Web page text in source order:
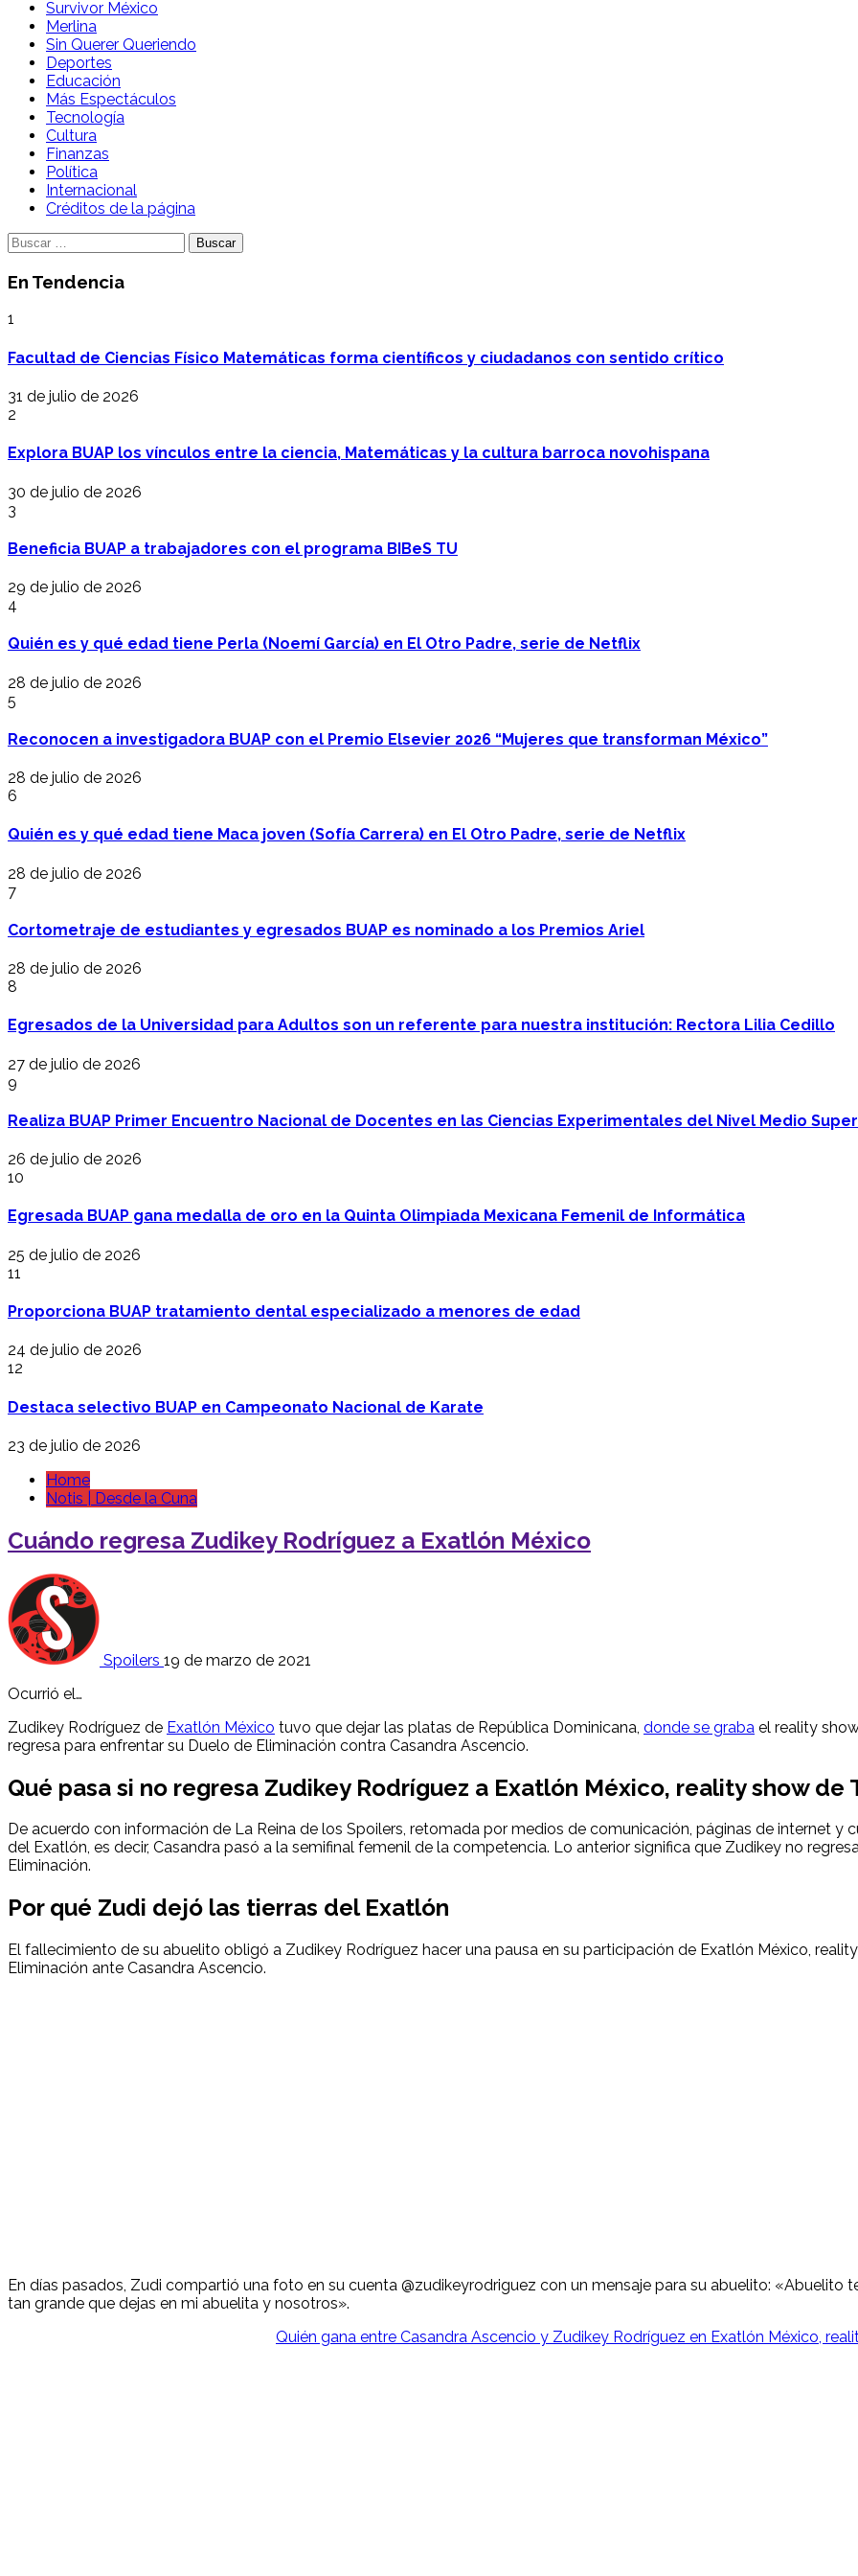
Survivor México
Merlina
Sin Querer Queriendo
Deportes
Educación
Más Espectáculos
Tecnología
Cultura
Finanzas
Política
Internacional
Créditos de la página
Buscar:
En Tendencia
1
Facultad de Ciencias Físico Matemáticas forma científicos y ciudadanos con sentido crítico
31 de julio de 2026
2
Explora BUAP los vínculos entre la ciencia, Matemáticas y la cultura barroca novohispana
30 de julio de 2026
3
Beneficia BUAP a trabajadores con el programa BIBeS TU
29 de julio de 2026
4
Quién es y qué edad tiene Perla (Noemí García) en El Otro Padre, serie de Netflix
28 de julio de 2026
5
Reconocen a investigadora BUAP con el Premio Elsevier 2026 “Mujeres que transforman México”
28 de julio de 2026
6
Quién es y qué edad tiene Maca joven (Sofía Carrera) en El Otro Padre, serie de Netflix
28 de julio de 2026
7
Cortometraje de estudiantes y egresados BUAP es nominado a los Premios Ariel
28 de julio de 2026
8
Egresados de la Universidad para Adultos son un referente para nuestra institución: Rectora Lilia Cedillo
27 de julio de 2026
9
Realiza BUAP Primer Encuentro Nacional de Docentes en las Ciencias Experimentales del Nivel Medio
26 de julio de 2026
10
Egresada BUAP gana medalla de oro en la Quinta Olimpiada Mexicana Femenil de Informática
25 de julio de 2026
11
Proporciona BUAP tratamiento dental especializado a menores de edad
24 de julio de 2026
12
Destaca selectivo BUAP en Campeonato Nacional de Karate
23 de julio de 2026
Home
Notis | Desde la Cuna
Cuándo regresa Zudikey Rodríguez a Exatlón México
Spoilers 19 de marzo de 2021
Ocurrió el…
Zudikey Rodríguez de Exatlón México tuvo que dejar las platas de República Dominicana, donde se graba el reality
regresa para enfrentar su Duelo de Eliminación contra Casandra Ascencio.
Qué pasa si no regresa Zudikey Rodríguez a Exatlón México, reality show de
De acuerdo con información de La Reina de los Spoilers, retomada por medios de comunicación, páginas de internet y
del Exatlón, es decir, Casandra pasó a la semifinal femenil de la competencia. Lo anterior significa que Zudikey no
Eliminación.
Por qué Zudi dejó las tierras del Exatlón
El fallecimiento de su abuelito obligó a Zudikey Rodríguez hacer una pausa en su participación de Exatlón México,
Eliminación ante Casandra Ascencio.
En días pasados, Zudi compartió una foto en su cuenta @zudikeyrodriguez con un mensaje para su abuelito: «Abuelito
tan grande que dejas en mi abuelita y nosotros».
Quién gana entre Casandra Ascencio y Zudikey Rodríguez en Exatlón México,